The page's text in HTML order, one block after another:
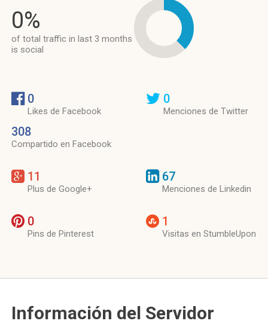
0%
of total traffic in last 3 months
is social
0
Likes de Facebook
308
Compartido en Facebook
0
Menciones de Twitter
11
Plus de Google+
67
Menciones de Linkedin
0
Pins de Pinterest
1
Visitas en StumbleUpon
Información del Servidor